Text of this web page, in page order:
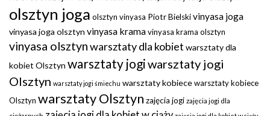
olsztyn joga olsztyn vinyasa Piotr Bielskivinyasa joga
vinyasa joga olsztyn vinyasa kramavinyasa krama olsztyn
vinyasa olsztynwarsztaty dla kobiet warsztaty dla
kobiet Olsztyn warsztaty jogiwarsztaty jogi
Olsztyn warsztaty jogi śmiechu warsztaty kobiecewarsztaty kobiece
Olsztyn warsztaty Olsztyn zajęcia jogi zajęcia jogi dla